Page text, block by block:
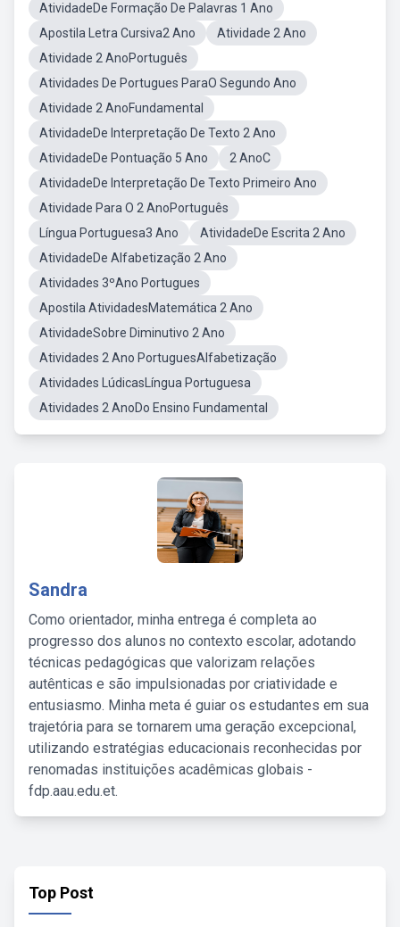
AtividadeDe Formação De Palavras 1 Ano
Apostila Letra Cursiva2 Ano
Atividade 2 Ano
Atividade 2 AnoPortuguês
Atividades De Portugues ParaO Segundo Ano
Atividade 2 AnoFundamental
AtividadeDe Interpretação De Texto 2 Ano
AtividadeDe Pontuação 5 Ano
2 AnoC
AtividadeDe Interpretação De Texto Primeiro Ano
Atividade Para O 2 AnoPortuguês
Língua Portuguesa3 Ano
AtividadeDe Escrita 2 Ano
AtividadeDe Alfabetização 2 Ano
Atividades 3ºAno Portugues
Apostila AtividadesMatemática 2 Ano
AtividadeSobre Diminutivo 2 Ano
Atividades 2 Ano PortuguesAlfabetização
Atividades LúdicasLíngua Portuguesa
Atividades 2 AnoDo Ensino Fundamental
Sandra
Como orientador, minha entrega é completa ao
progresso dos alunos no contexto escolar, adotando
técnicas pedagógicas que valorizam relações
autênticas e são impulsionadas por criatividade e
entusiasmo. Minha meta é guiar os estudantes em sua
trajetória para se tornarem uma geração excepcional,
utilizando estratégias educacionais reconhecidas por
renomadas instituições acadêmicas globais -
fdp.aau.edu.et.
Top Post